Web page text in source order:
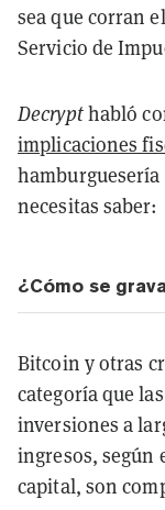
sea que corran
Servicio de
Decrypthabló
implicaciones
hamburguesería
necesitas saber:
¿Cómo se
Bitcoin y otras
categoría que
inversiones a
ingresos, según
capital, son